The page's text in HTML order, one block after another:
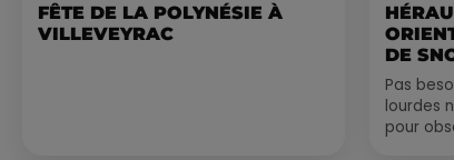
FÊTE DE LA POLYNÉSIE À
VILLEVEYRAC
DE
Pas
lourdes
pour